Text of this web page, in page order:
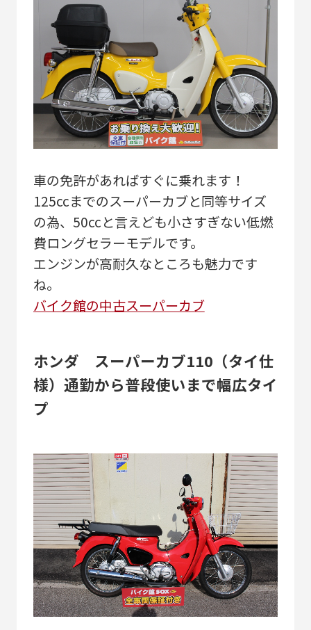
車の免許があればすぐに乗れます！
125ccまでのスーパーカブと同等サイズ
の為、50ccと言えども小さすぎない低燃
費ロングセラーモデルです。
エンジンが高耐久なところも魅力です
ね。
バイク館の中古スーパーカブ
ホンダ スーパーカブ110（タイ仕
様）通勤から普段使いまで幅広タイ
プ